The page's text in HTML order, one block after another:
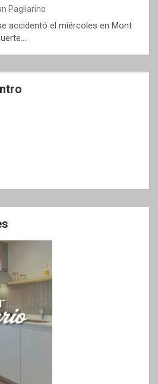
Pagliarino
accidentó el miércoles en Mont